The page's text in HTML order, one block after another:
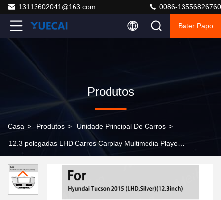
13113602041@163.com 0086-13556826760
Bater Papo
Produtos
Casa > Produtos > Unidade Principal De Carros >
12.3 polegadas LHD Carros Carplay Multimedia Player
2015